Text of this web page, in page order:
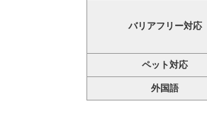
バリアフリー対応
ペット対応
外国語